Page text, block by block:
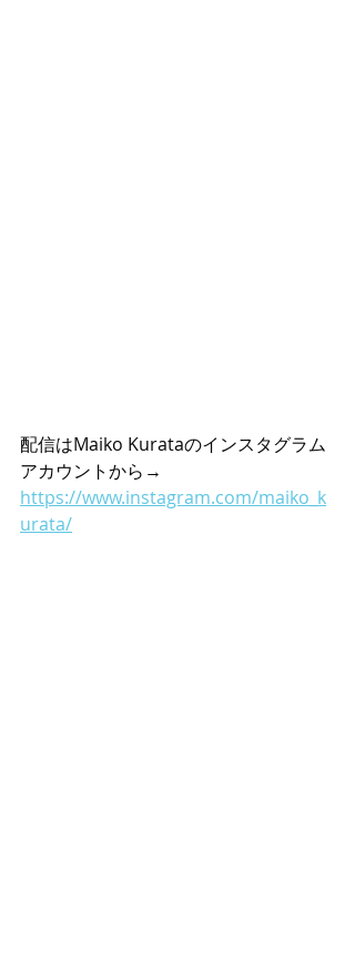
配信はMaiko Kurataのインスタグラム
アカウントから→
https://www.instagram.com/maiko_k
urata/